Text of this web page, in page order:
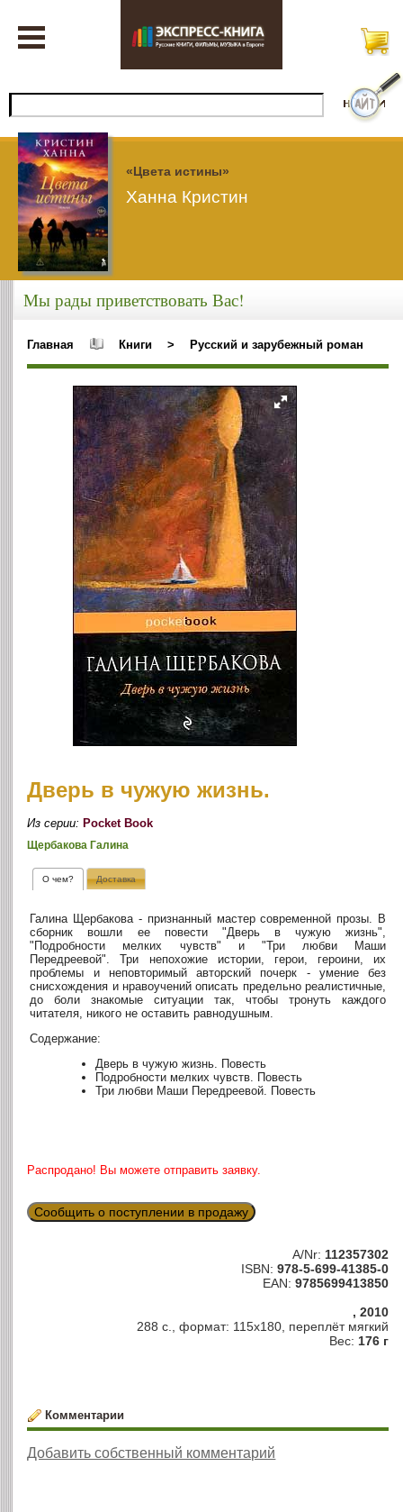
«Цвета истины»
Ханна Кристин
Мы рады приветствовать Вас!
Главная Книги > Русский и зарубежный роман
Дверь в чужую жизнь.
Из серии: Pocket Book
Щербакова Галина
О чем? Доставка
Галина Щербакова - признанный мастер современной прозы. В
сборник вошли ее повести "Дверь в чужую жизнь",
"Подробности мелких чувств" и "Три любви Маши
Передреевой". Три непохожие истории, герои, героини, их
проблемы и неповторимый авторский почерк - умение без
снисхождения и нравоучений описать предельно реалистичные,
до боли знакомые ситуации так, чтобы тронуть каждого
читателя, никого не оставить равнодушным.
Содержание:
Дверь в чужую жизнь. Повесть
Подробности мелких чувств. Повесть
Три любви Маши Передреевой. Повесть
Распродано! Вы можете отправить заявку.
Сообщить о поступлении в продажу
A/Nr: 112357302
ISBN: 978-5-699-41385-0
EAN: 9785699413850
, 2010
288 с., формат: 115х180, переплёт мягкий
Вес: 176 г
Комментарии
Добавить собственный комментарий